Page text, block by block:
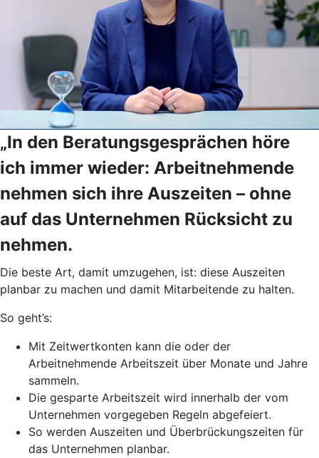
„In den Beratungsgesprächen höre
ich immer wieder: Arbeitnehmende
nehmen sich ihre Auszeiten – ohne
auf das Unternehmen Rücksicht zu
nehmen.
Die beste Art, damit umzugehen, ist: diese Auszeiten
planbar zu machen und damit Mitarbeitende zu halten.
So geht’s:
Mit Zeitwertkonten kann die oder der
Arbeitnehmende Arbeitszeit über Monate und Jahre
sammeln.
Die gesparte Arbeitszeit wird innerhalb der vom
Unternehmen vorgegeben Regeln abgefeiert.
So werden Auszeiten und Überbrückungszeiten für
das Unternehmen planbar.